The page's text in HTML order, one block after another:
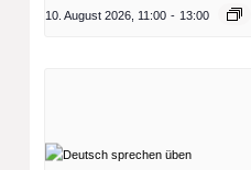
10. August 2026, 11:00 - 13:00